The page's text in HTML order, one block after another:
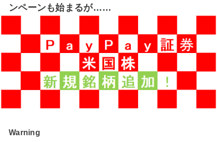
ンペーンも始まるが……
Warning